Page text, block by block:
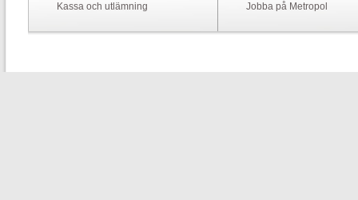
Kassa och utlämning
Jobba på Metropol